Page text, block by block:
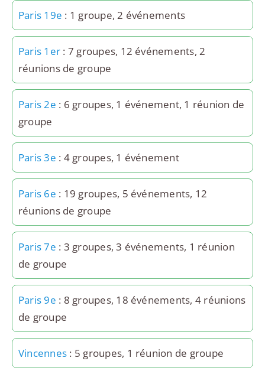
Paris 19e : 1 groupe, 2 événements
Paris 1er : 7 groupes, 12 événements, 2
réunions de groupe
Paris 2e : 6 groupes, 1 événement, 1 réunion de
groupe
Paris 3e : 4 groupes, 1 événement
Paris 6e : 19 groupes, 5 événements, 12
réunions de groupe
Paris 7e : 3 groupes, 3 événements, 1 réunion
de groupe
Paris 9e : 8 groupes, 18 événements, 4 réunions
de groupe
Vincennes : 5 groupes, 1 réunion de groupe